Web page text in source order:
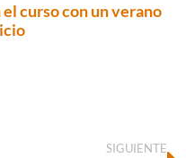
curso con un verano
SIGUIENTE